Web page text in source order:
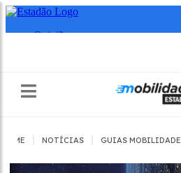
HOME NOTÍCIAS GUIAS MOBILIDADE